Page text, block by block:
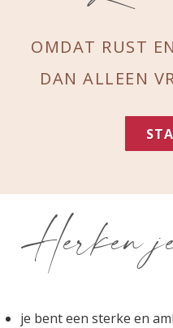
OMDAT RUST
DAN ALLEEN
Herken
je bent een sterke en